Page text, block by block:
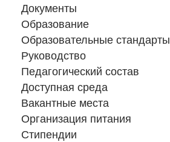
Документы
Образование
Образовательные стандарты
Руководство
Педагогический состав
Доступная среда
Вакантные места
Организация питания
Стипендии